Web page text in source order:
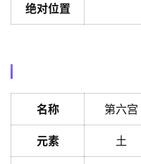
绝对位置
名称 第六宫
元素 土